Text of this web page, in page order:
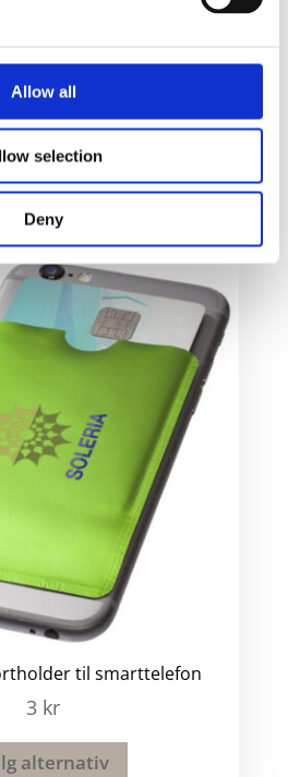
Allow all
selection
Deny
smarttelefonholder
14kr
alternativ
til smarttelefon
3 kr
alternativ